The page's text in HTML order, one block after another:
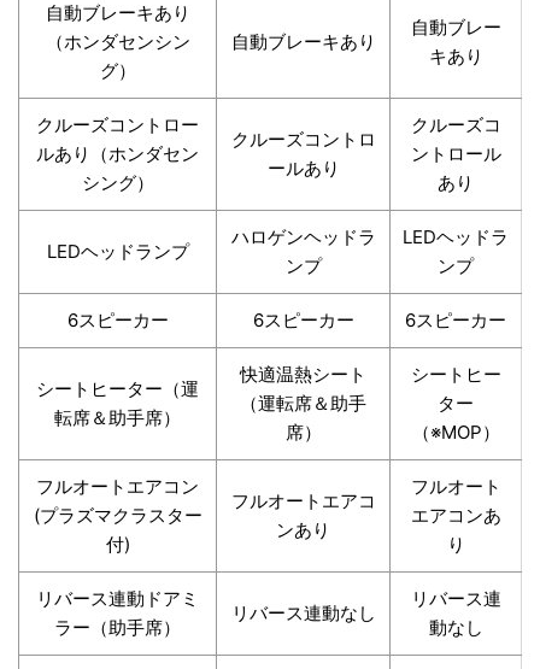
自動ブレーキあり
（ホンダセンシン
グ）
自動ブレーキあり
自動ブレー
キあり
クルーズコントロー
ルあり（ホンダセン
シング）
クルーズコントロ
ールあり
クルーズコ
ントロール
あり
LEDヘッドランプ
ハロゲンヘッドラ
ンプ
LEDヘッドラ
ンプ
6スピーカー 6スピーカー 6スピーカー
シートヒーター（運
転席＆助手席）
快適温熱シート
（運転席＆助手
席）
シートヒー
ター
（※MOP）
フルオートエアコン
(プラズマクラスター
付)
フルオートエアコ
ンあり
フルオート
エアコンあ
り
リバース連動ドアミ
ラー（助手席）
リバース連動なし
リバース連
動なし